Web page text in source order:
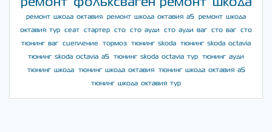
ремонт шкода октавия ремонт шкода октавия а5
ремонт шкода
октавия тур
сеат стартер сто сто ауди сто ауди ваг сто ваг
сто
тюнинг ваг
сцепление тормоз тюнинг skoda
тюнинг skoda octavia
тюнинг skoda octavia a5
тюнинг skoda octavia тур
тюнинг ауди
тюнинг шкода
тюнинг шкода октавия
тюнинг шкода октавия а5
тюнинг шкода октавия тур